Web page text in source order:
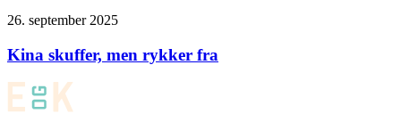
26. september 2025
Kina skuffer, men rykker fra